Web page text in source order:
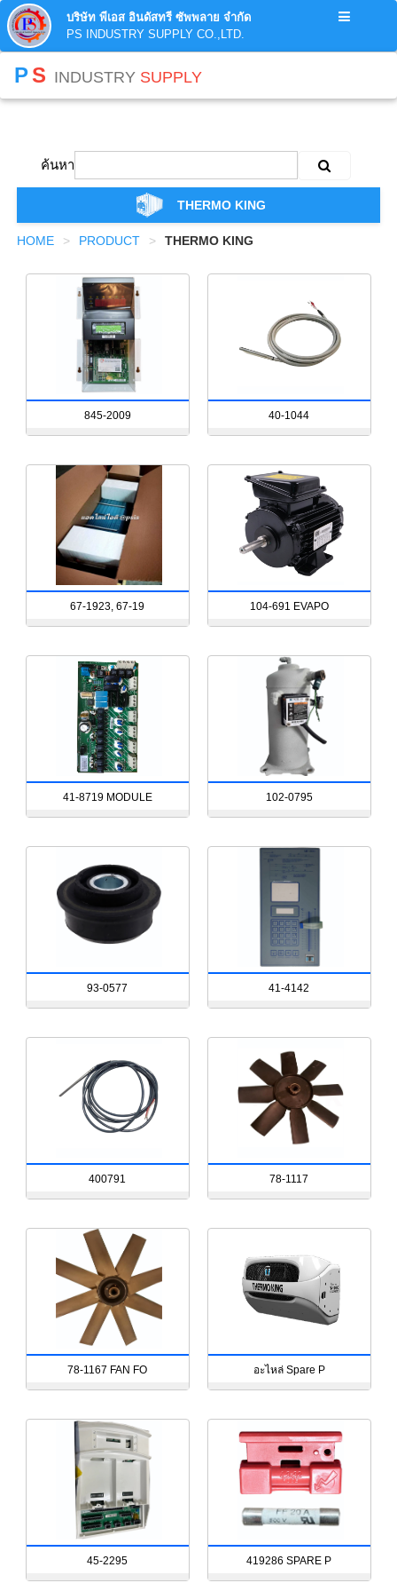
บริษัท พีเอส อินดัสทรี ซัพพลาย จำกัด
PS INDUSTRY SUPPLY CO.,LTD.
PS INDUSTRY SUPPLY
ค้นหา
THERMO KING
HOME PRODUCT THERMO KING
845-2009 40-1044
67-1923, 67-19 104-691 EVAPO
41-8719 MODULE 102-0795
93-0577 41-4142
400791 78-1117
78-1167 FAN FO อะไหล่ Spare P
45-2295 419286 SPARE P